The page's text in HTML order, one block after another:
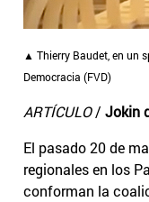
▲ Thierry Baudet, en un
Democracia (FVD)
ARTÍCULO/ Jokin
El pasado 20 de
regionales en los
conforman la